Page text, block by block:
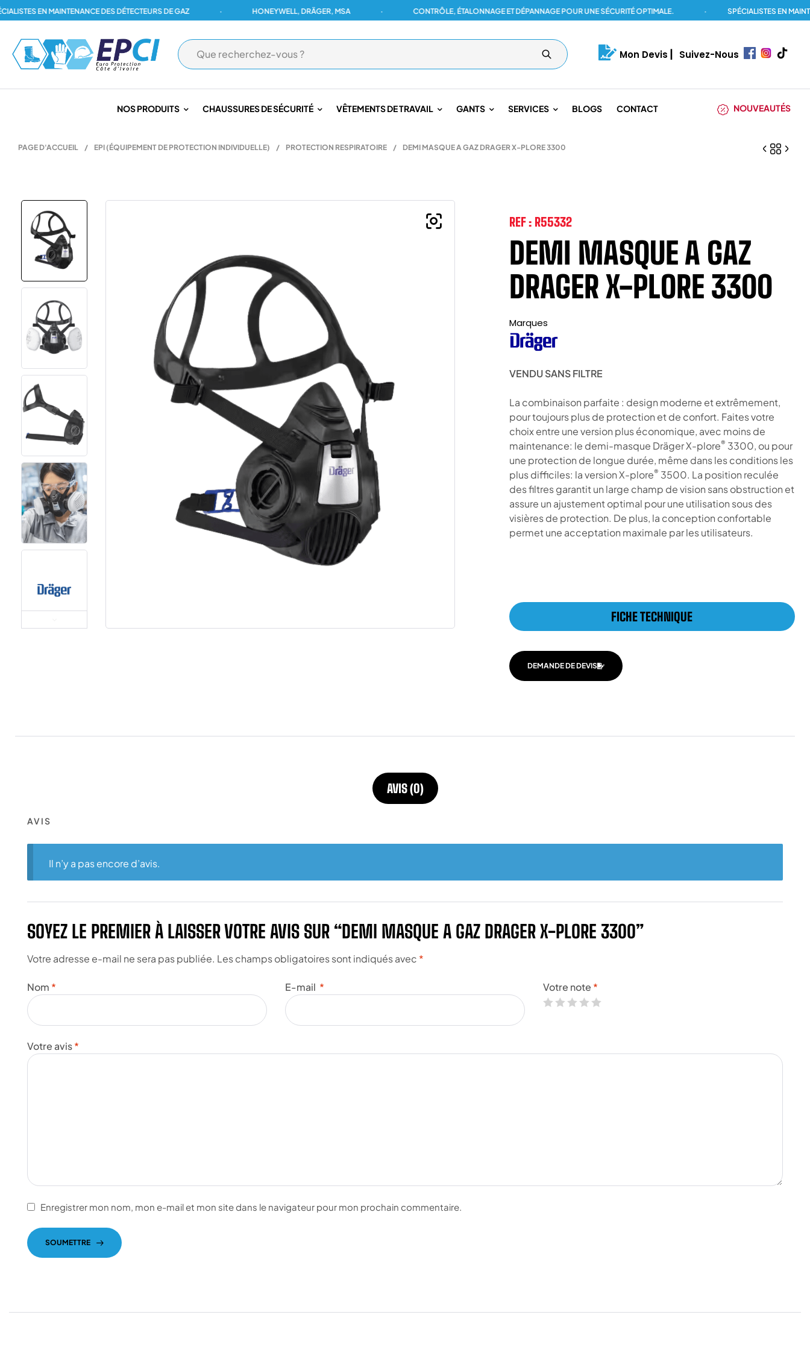
EN MAINTENANCE DES DÉTECTEURS DE GAZ HONEYWELL, DRÄGER, MSA CONTRÔLE, ÉTALONNAGE ET DÉPANNAGE POUR UNE SÉCURITÉ OPTIMALE. SPÉCIALISTES EN
Mon Devis Suivez-Nous
NOS PRODUITS CHAUSSURES DE SÉCURITÉ VÊTEMENTS DE TRAVAIL GANTS SERVICES BLOGS CONTACT NOUVEAUTÉS
PAGE D'ACCUEIL / EPI (ÉQUIPEMENT DE PROTECTION INDIVIDUELLE) / PROTECTION RESPIRATOIRE / DEMI MASQUE A GAZ DRAGER X-PLORE 3300
REF : R55332
DEMI MASQUE A GAZ
DRAGER X-PLORE 3300
Marques
VENDU SANS FILTRE
La combinaison parfaite : design moderne et extrêmement,
pour toujours plus de protection et de confort. Faites votre
choix entre une version plus économique, avec moins de
maintenance: le demi-masque Dräger X-plore® 3300, ou pour
une protection de longue durée, même dans les conditions les
plus difficiles: la version X-plore® 3500. La position reculée
des filtres garantit un large champ de vision sans obstruction et
assure un ajustement optimal pour une utilisation sous des
visières de protection. De plus, la conception confortable
permet une acceptation maximale par les utilisateurs.
FICHE TECHNIQUE
DEMANDE DE DEVIS
AVIS (0)
AVIS
Il n’y a pas encore d’avis.
SOYEZ LE PREMIER À LAISSER VOTRE AVIS SUR “DEMI MASQUE A GAZ DRAGER X-PLORE 3300”
Votre adresse e-mail ne sera pas publiée. Les champs obligatoires sont indiqués avec *
Votre note *
Votre avis*
Nom * E-mail *
Enregistrer mon nom, mon e-mail et mon site dans le navigateur pour mon prochain commentaire.
SOUMETTRE